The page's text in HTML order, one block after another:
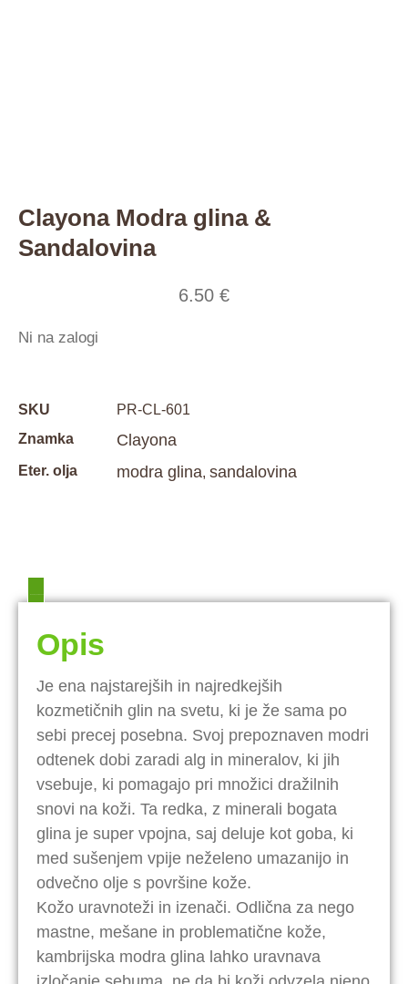
Clayona Modra glina &
Sandalovina
6.50 €
Ni na zalogi
SKU
PR-CL-601
Znamka
Clayona
Eter. olja modra glina, sandalovina
Opis
Je ena najstarejših in najredkejših
kozmetičnih glin na svetu, ki je že sama po
sebi precej posebna. Svoj prepoznaven modri
odtenek dobi zaradi alg in mineralov, ki jih
vsebuje, ki pomagajo pri množici dražilnih
snovi na koži. Ta redka, z minerali bogata
glina je super vpojna, saj deluje kot goba, ki
med sušenjem vpije neželeno umazanijo in
odvečno olje s površine kože.
Kožo uravnoteži in izenači. Odlična za nego
mastne, mešane in problematične kože,
kambrijska modra glina lahko uravnava